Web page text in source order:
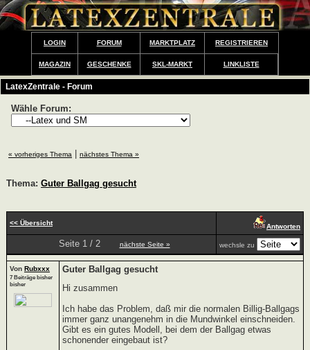
LOGIN FORUM MARKTPLATZ REGISTRIEREN
MAGAZIN GESCHENKE SKL-MARKT LINKLISTE
LatexZentrale - Forum
Wähle Forum:
« vorheriges Thema nächstes Thema »
Thema: Guter Ballgag gesucht
<< Übersicht Antworten
Seite 1 / 2 nächste Seite » wechsle zu
Von Rubxxx
7 Beiträge bisher
bisher
Guter Ballgag gesucht
Hi zusammen
Ich habe das Problem, daß mir die normalen Billig-Ballgags
immer ganz unangenehm in die Mundwinkel einschneiden.
Gibt es ein gutes Modell, bei dem der Ballgag etwas
schonender eingebaut ist?